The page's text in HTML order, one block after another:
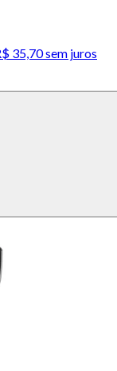
35,70 sem juros